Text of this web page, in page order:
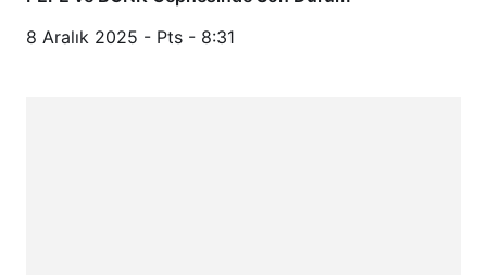
8 Aralık 2025 - Pts - 8:31